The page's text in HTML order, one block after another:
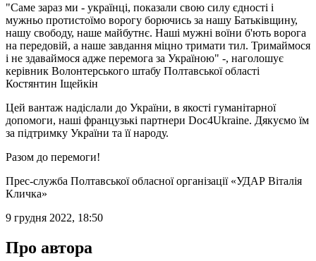
"Саме зараз ми - українці, показали свою силу єдності і
мужньо протистоїмо ворогу борючись за нашу Батьківщину,
нашу свободу, наше майбутнє. Наші мужні воїни б'ють ворога
на передовій, а наше завдання міцно тримати тил. Тримаймося
і не здаваймося адже перемога за Україною" -, наголошує
керівник Волонтерського штабу Полтавської області
Костянтин Іщейкін
Цей вантаж надіслали до України, в якості гуманітарної
допомоги, наші французькі партнери Doc4Ukraine. Дякуємо їм
за підтримку України та її народу.
Разом до перемоги!
Прес-служба Полтавської обласної організації «УДАР Віталія
Кличка»
9 грудня 2022, 18:50
Про автора